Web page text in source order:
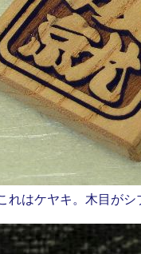
はケヤキ。木目がシ